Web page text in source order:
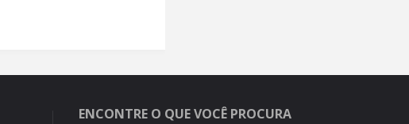
ENCONTRE O QUE VOCÊ PROCURA